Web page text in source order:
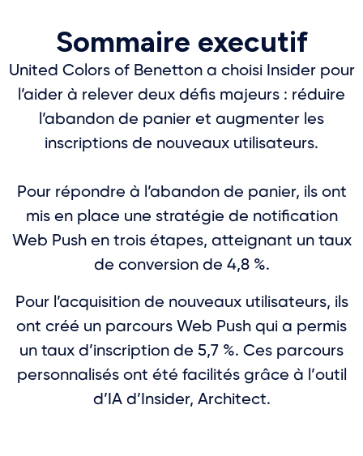
Sommaire executif
United Colors of Benetton a choisi Insider pour
l’aider à relever deux défis majeurs : réduire
l’abandon de panier et augmenter les
inscriptions de nouveaux utilisateurs.
Pour répondre à l’abandon de panier, ils ont
mis en place une stratégie de notification
Web Push en trois étapes, atteignant un taux
de conversion de 4,8 %.
Pour l’acquisition de nouveaux utilisateurs, ils
ont créé un parcours Web Push qui a permis
un taux d’inscription de 5,7 %. Ces parcours
personnalisés ont été facilités grâce à l’outil
d’IA d’Insider, Architect.